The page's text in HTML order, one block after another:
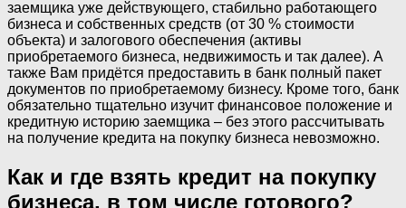
заемщика уже действующего, стабильно работающего
бизнеса и собственных средств (от 30 % стоимости
объекта) и залогового обеспечения (активы
приобретаемого бизнеса, недвижимость и так далее). А
также Вам придётся предоставить в банк полный пакет
документов по приобретаемому бизнесу. Кроме того, банк
обязательно тщательно изучит финансовое положение и
кредитную историю заемщика – без этого рассчитывать
на получение кредита на покупку бизнеса невозможно.
Как и где взять кредит на покупку
бизнеса, в том числе готового?